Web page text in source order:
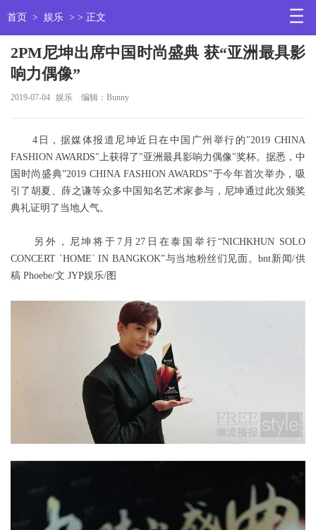
首页 > 娱乐 > > 正文
2PM尼坤出席中国时尚盛典 获“亚洲最具影
响力偶像”
2019-07-04 娱乐 编辑：Bunny
4日，据媒体报道尼坤近日在中国广州举行的"2019 CHINA
FASHION AWARDS"上获得了"亚洲最具影响力偶像"奖杯。据悉，中
国时尚盛典”2019 CHINA FASHION AWARDS”于今年首次举办，吸
引了胡夏、薛之谦等众多中国知名艺术家参与，尼坤通过此次颁奖
典礼证明了当地人气。
另外，尼坤将于7月27日在泰国举行“NICHKHUN SOLO
CONCERT `HOME` IN BANGKOK”与当地粉丝们见面。bnt新闻/供
稿 Phoebe/文 JYP娱乐/图